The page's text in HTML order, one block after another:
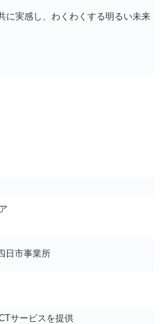
に実感し、わくわくする明るい未来
市事業所
サービスを提供